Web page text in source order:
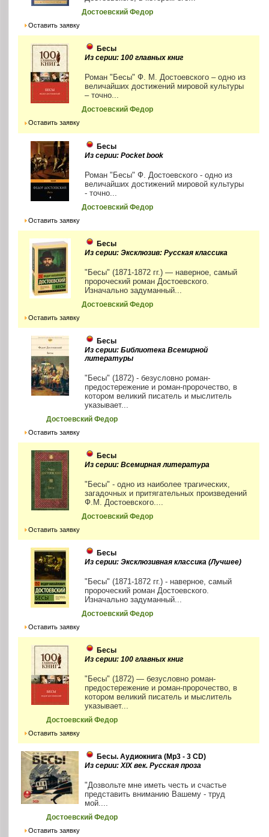
Достоевский Федор
Оставить заявку
Бесы
Из серии: 100 главных книг
Роман "Бесы" Ф. М. Достоевского – одно из
величайших достижений мировой культуры
– точно...
Достоевский Федор
Оставить заявку
Бесы
Из серии: Pocket book
Роман "Бесы" Ф. Достоевского - одно из
величайших достижений мировой культуры
- точно...
Достоевский Федор
Оставить заявку
Бесы
Из серии: Эксклюзив: Русская классика
"Бесы" (1871-1872 гг.) — наверное, самый
пророческий роман Достоевского.
Изначально задуманный...
Достоевский Федор
Оставить заявку
Бесы
Из серии: Библиотека Всемирной
литературы
"Бесы" (1872) - безусловно роман-
предостережение и роман-пророчество, в
котором великий писатель и мыслитель
указывает...
Достоевский Федор
Оставить заявку
Бесы
Из серии: Всемирная литература
"Бесы" - одно из наиболее трагических,
загадочных и притягательных произведений
Ф.М. Достоевского....
Достоевский Федор
Оставить заявку
Бесы
Из серии: Эксклюзивная классика (Лучшее)
"Бесы" (1871-1872 гг.) - наверное, самый
пророческий роман Достоевского.
Изначально задуманный...
Достоевский Федор
Оставить заявку
Бесы
Из серии: 100 главных книг
"Бесы" (1872) — безусловно роман-
предостережение и роман-пророчество, в
котором великий писатель и мыслитель
указывает...
Достоевский Федор
Оставить заявку
Бесы. Аудиокнига (Mp3 - 3 CD)
Из серии: XIX век. Русская проза
"Дозвольте мне иметь честь и счастье
представить вниманию Вашему - труд
мой....
Достоевский Федор
Оставить заявку